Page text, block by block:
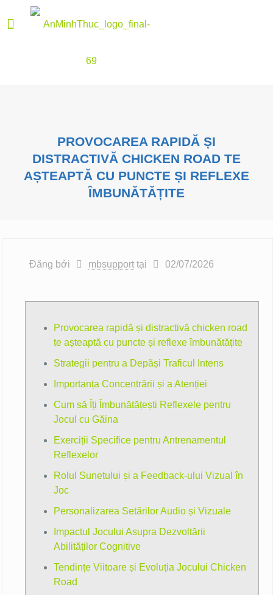
PROVOCAREA RAPIDĂ ȘI
DISTRACTIVĂ CHICKEN ROAD TE
AȘTEAPTĂ CU PUNCTE ȘI REFLEXE
ÎMBUNĂTĂȚITE
Đăng bởi mbsupport tại 02/07/2026
Provocarea rapidă și distractivă chicken road
te așteaptă cu puncte și reflexe îmbunătățite
Strategii pentru a Depăși Traficul Intens
Importanța Concentrării și a Atenției
Cum să Îți Îmbunătățești Reflexele pentru
Jocul cu Găina
Exerciții Specifice pentru Antrenamentul
Reflexelor
Rolul Sunetului și a Feedback-ului Vizual în
Joc
Personalizarea Setărilor Audio și Vizuale
Impactul Jocului Asupra Dezvoltării
Abilităților Cognitive
Tendințe Viitoare și Evoluția Jocului Chicken
Road